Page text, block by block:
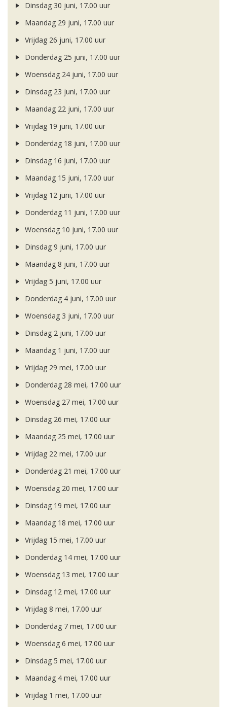
Dinsdag 30 juni, 17.00 uur
Maandag 29 juni, 17.00 uur
Vrijdag 26 juni, 17.00 uur
Donderdag 25 juni, 17.00 uur
Woensdag 24 juni, 17.00 uur
Dinsdag 23 juni, 17.00 uur
Maandag 22 juni, 17.00 uur
Vrijdag 19 juni, 17.00 uur
Donderdag 18 juni, 17.00 uur
Dinsdag 16 juni, 17.00 uur
Maandag 15 juni, 17.00 uur
Vrijdag 12 juni, 17.00 uur
Donderdag 11 juni, 17.00 uur
Woensdag 10 juni, 17.00 uur
Dinsdag 9 juni, 17.00 uur
Maandag 8 juni, 17.00 uur
Vrijdag 5 juni, 17.00 uur
Donderdag 4 juni, 17.00 uur
Woensdag 3 juni, 17.00 uur
Dinsdag 2 juni, 17.00 uur
Maandag 1 juni, 17.00 uur
Vrijdag 29 mei, 17.00 uur
Donderdag 28 mei, 17.00 uur
Woensdag 27 mei, 17.00 uur
Dinsdag 26 mei, 17.00 uur
Maandag 25 mei, 17.00 uur
Vrijdag 22 mei, 17.00 uur
Donderdag 21 mei, 17.00 uur
Woensdag 20 mei, 17.00 uur
Dinsdag 19 mei, 17.00 uur
Maandag 18 mei, 17.00 uur
Vrijdag 15 mei, 17.00 uur
Donderdag 14 mei, 17.00 uur
Woensdag 13 mei, 17.00 uur
Dinsdag 12 mei, 17.00 uur
Vrijdag 8 mei, 17.00 uur
Donderdag 7 mei, 17.00 uur
Woensdag 6 mei, 17.00 uur
Dinsdag 5 mei, 17.00 uur
Maandag 4 mei, 17.00 uur
Vrijdag 1 mei, 17.00 uur